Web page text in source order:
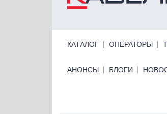
КАТАЛОГ ОПЕРАТОРЫ
Primary links bottom
АНОНСЫ БЛОГИ